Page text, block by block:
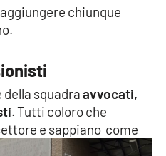
chiunque
della squadraavvocati,
. Tutti coloro che
e sappiano come